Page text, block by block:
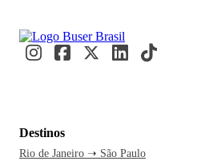
Destinos
Rio de Janeiro ➝ São Paulo